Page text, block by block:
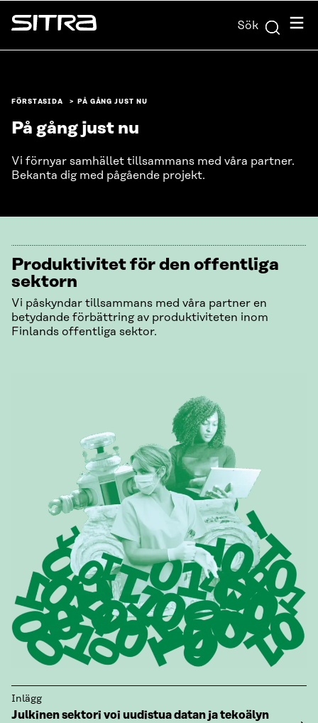
Skip to
content
Sitra Sök Meny
FÖRSTASIDA PÅ GÅNG JUST NU
På gång just nu
Vi förnyar samhället tillsammans med våra partner.
Bekanta dig med pågående projekt.
Produktivitet för den offentliga
sektorn
Vi påskyndar tillsammans med våra partner en
betydande förbättring av produktiviteten inom
Finlands offentliga sektor.
Inlägg
Julkinen sektori voi uudistua datan ja tekoälyn